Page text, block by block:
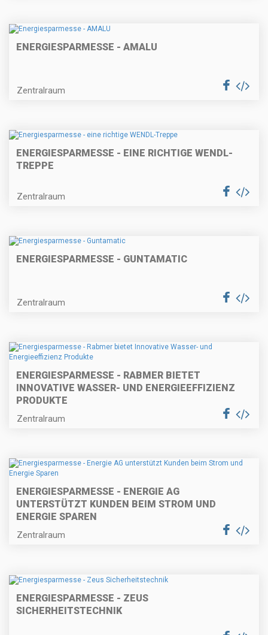
ENERGIESPARMESSE - AMALU
Zentralraum
ENERGIESPARMESSE - EINE RICHTIGE WENDL-
TREPPE
Zentralraum
ENERGIESPARMESSE - GUNTAMATIC
Zentralraum
ENERGIESPARMESSE - RABMER BIETET
INNOVATIVE WASSER- UND ENERGIEEFFIZIENZ
PRODUKTE
Zentralraum
ENERGIESPARMESSE - ENERGIE AG
UNTERSTÜTZT KUNDEN BEIM STROM UND
ENERGIE SPAREN
Zentralraum
ENERGIESPARMESSE - ZEUS
SICHERHEITSTECHNIK